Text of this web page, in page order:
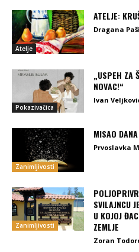
Atelje
ATELJE:
Dragana
Pokazivačica
„USPEH ZA
NOVAC!“
Ivan
Zanimljivosti
MISAO DANA
Prvoslavka
Zanimljivosti
SVILAJNCU
U KOJOJ
ZEMLJE
Zoran